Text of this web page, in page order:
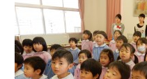
今日の給食は
大人気のカレー給食！！